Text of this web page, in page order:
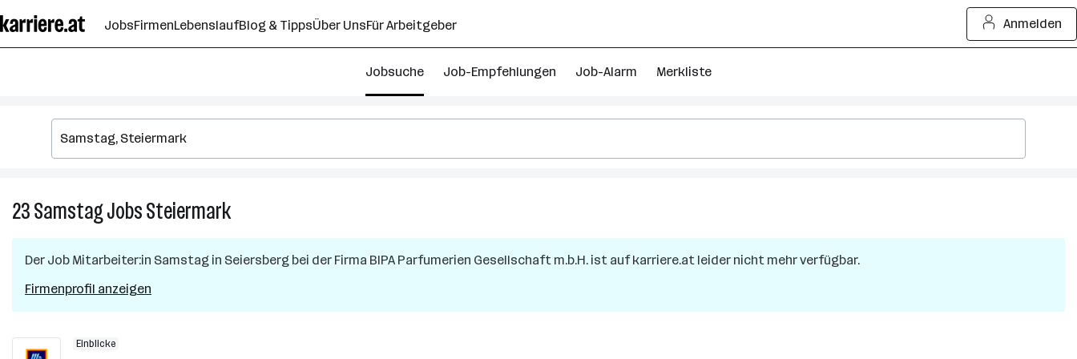
Seiteninhalt
springen
JobsFirmenLebenslaufBlog & TippsÜber UnsFür Arbeitgeber Anmelden
Jobsuche Job-Empfehlungen Job-Alarm Merkliste
23SamstagJobsSteiermark23
in
Der Job Mitarbeiter:in Samstag in Seiersberg bei der Firma BIPA Parfumerien Gesellschaft m.b.H. ist auf karriere.at leider nicht mehr verfügbar.
Firmenprofil anzeigen
Einblicke